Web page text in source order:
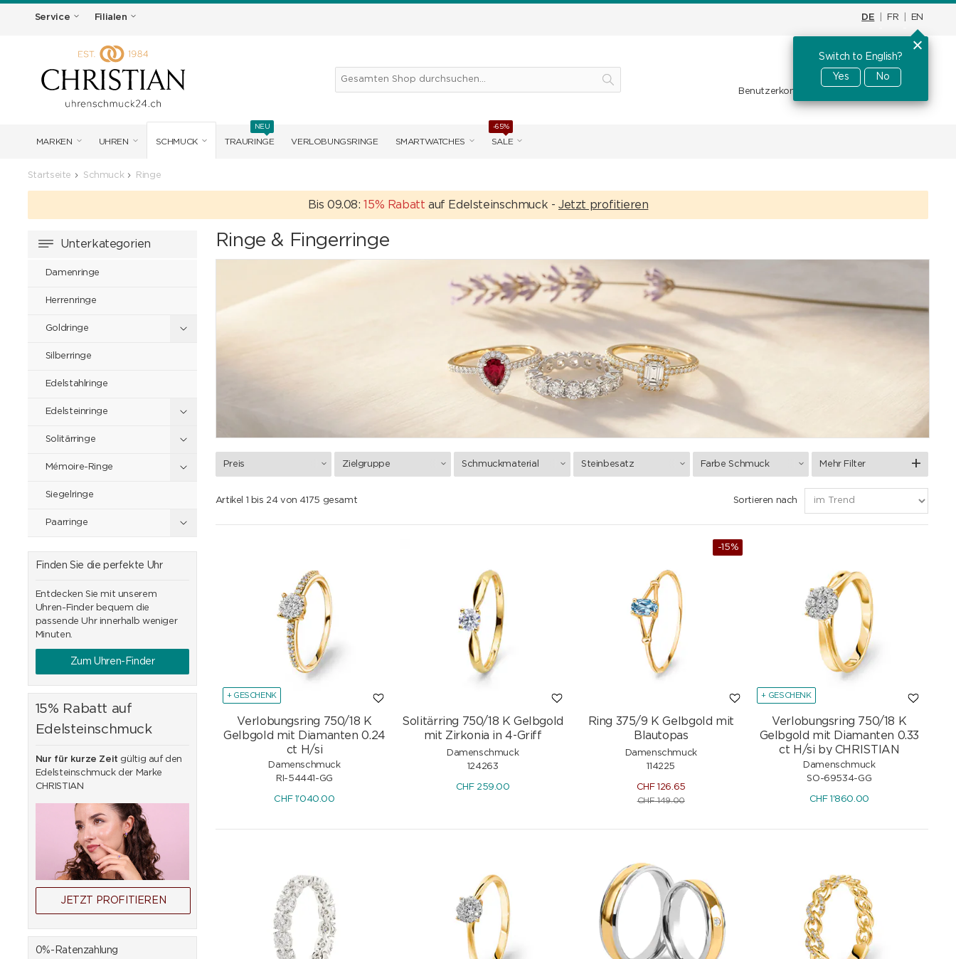
Service Filialen DE FR EN
Switch to English?
Yes
No
Warenkorb CHF0.00
Benutzerkonto
MARKEN UHREN SCHMUCK TRAURINGE
NEU
VERLOBUNGSRINGE SMARTWATCHES SALE
-65%
Startseite Schmuck Ringe
Bis 09.08:15% Rabatt auf Edelsteinschmuck -Jetzt profitieren
Ringe & Fingerringe
Preis Zielgruppe Schmuckmaterial Steinbesatz Farbe Schmuck Mehr Filter
Artikel 1 bis 24 von 4175 gesamt Sortieren nach
+ GESCHENK
Verlobungsring 750/18 K
Gelbgold mit Diamanten 0.24
ct H/si
Damenschmuck
RI-54441-GG
CHF1'040.00
Solitärring 750/18 K Gelbgold
mit Zirkonia in 4-Griff
Damenschmuck
124263
CHF259.00
-15%
Ring 375/9 K Gelbgold mit
Blautopas
Damenschmuck
114225
CHF126.65
CHF149.00
+ GESCHENK
Verlobungsring 750/18 K
Gelbgold mit Diamanten 0.33
ct H/si by CHRISTIAN
Damenschmuck
SO-69534-GG
CHF1'860.00
Unterkategorien
Damenringe
Herrenringe
Goldringe
Silberringe
Edelstahlringe
Edelsteinringe
Solitärringe
Mémoire-Ringe
Siegelringe
Paarringe
Finden Sie die perfekte Uhr
Entdecken Sie mit unserem
Uhren-Finder bequem die
passende Uhr innerhalb weniger
Minuten.
Zum Uhren-Finder
15% Rabatt auf
Edelsteinschmuck
Nur für kurze Zeit gültig auf den
Edelsteinschmuck der Marke
CHRISTIAN
JETZT PROFITIEREN
0%-Ratenzahlung